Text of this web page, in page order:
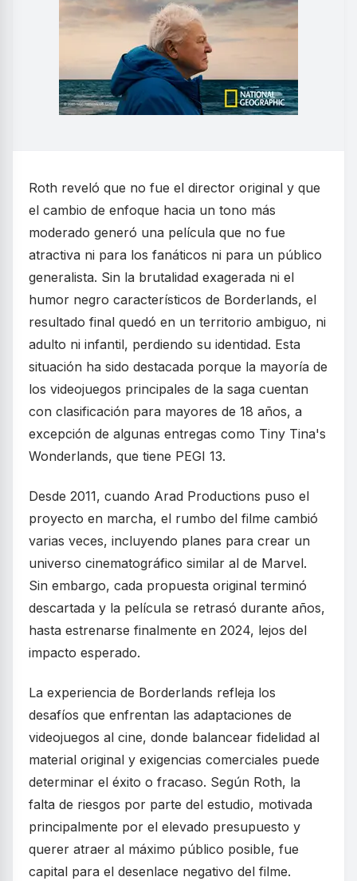
Roth reveló que no fue el director original y que
el cambio de enfoque hacia un tono más
moderado generó una película que no fue
atractiva ni para los fanáticos ni para un público
generalista. Sin la brutalidad exagerada ni el
humor negro característicos de Borderlands, el
resultado final quedó en un territorio ambiguo, ni
adulto ni infantil, perdiendo su identidad. Esta
situación ha sido destacada porque la mayoría de
los videojuegos principales de la saga cuentan
con clasificación para mayores de 18 años, a
excepción de algunas entregas como Tiny Tina's
Wonderlands, que tiene PEGI 13.
Desde 2011, cuando Arad Productions puso el
proyecto en marcha, el rumbo del filme cambió
varias veces, incluyendo planes para crear un
universo cinematográfico similar al de Marvel.
Sin embargo, cada propuesta original terminó
descartada y la película se retrasó durante años,
hasta estrenarse finalmente en 2024, lejos del
impacto esperado.
La experiencia de Borderlands refleja los
desafíos que enfrentan las adaptaciones de
videojuegos al cine, donde balancear fidelidad al
material original y exigencias comerciales puede
determinar el éxito o fracaso. Según Roth, la
falta de riesgos por parte del estudio, motivada
principalmente por el elevado presupuesto y
querer atraer al máximo público posible, fue
capital para el desenlace negativo del filme.